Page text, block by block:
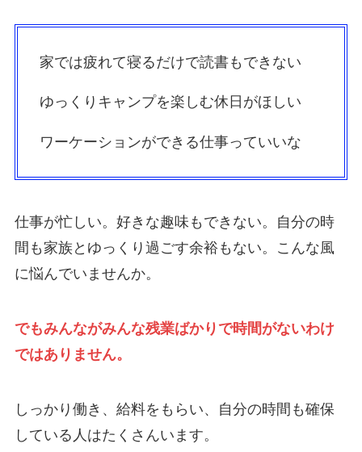
家では疲れて寝るだけで読書もできない
ゆっくりキャンプを楽しむ休日がほしい
ワーケーションができる仕事っていいな
仕事が忙しい。好きな趣味もできない。自分の時
間も家族とゆっくり過ごす余裕もない。こんな風
に悩んでいませんか。
でもみんながみんな残業ばかりで時間がないわけ
ではありません。
しっかり働き、給料をもらい、自分の時間も確保
している人はたくさんいます。